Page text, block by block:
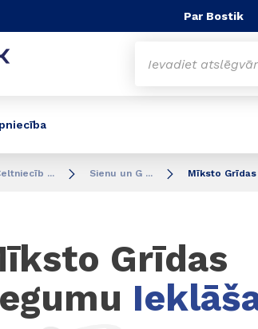
Par Bostik
... Sienu un G ... Mīksto
Grīdas